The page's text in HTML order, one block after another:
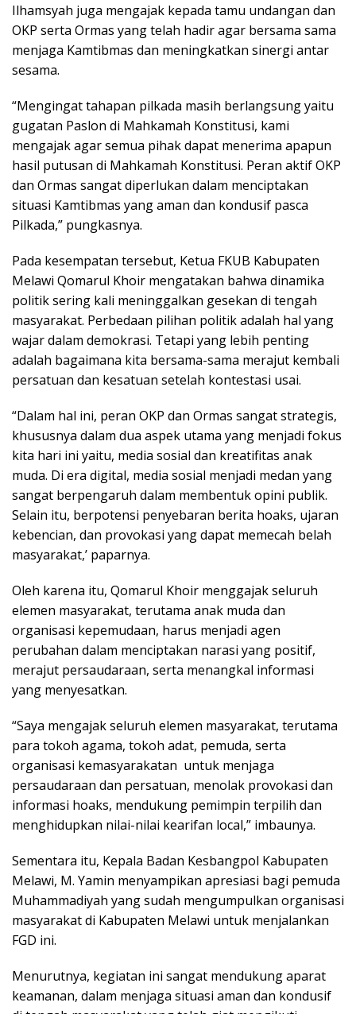
Ilhamsyah juga mengajak kepada tamu undangan dan
OKP serta Ormas yang telah hadir agar bersama sama
menjaga Kamtibmas dan meningkatkan sinergi antar
sesama.
“Mengingat tahapan pilkada masih berlangsung yaitu
gugatan Paslon di Mahkamah Konstitusi, kami
mengajak agar semua pihak dapat menerima apapun
hasil putusan di Mahkamah Konstitusi. Peran aktif OKP
dan Ormas sangat diperlukan dalam menciptakan
situasi Kamtibmas yang aman dan kondusif pasca
Pilkada,” pungkasnya.
Pada kesempatan tersebut, Ketua FKUB Kabupaten
Melawi Qomarul Khoir mengatakan bahwa dinamika
politik sering kali meninggalkan gesekan di tengah
masyarakat. Perbedaan pilihan politik adalah hal yang
wajar dalam demokrasi. Tetapi yang lebih penting
adalah bagaimana kita bersama-sama merajut kembali
persatuan dan kesatuan setelah kontestasi usai.
“Dalam hal ini, peran OKP dan Ormas sangat strategis,
khususnya dalam dua aspek utama yang menjadi fokus
kita hari ini yaitu, media sosial dan kreatifitas anak
muda. Di era digital, media sosial menjadi medan yang
sangat berpengaruh dalam membentuk opini publik.
Selain itu, berpotensi penyebaran berita hoaks, ujaran
kebencian, dan provokasi yang dapat memecah belah
masyarakat,’ paparnya.
Oleh karena itu, Qomarul Khoir menggajak seluruh
elemen masyarakat, terutama anak muda dan
organisasi kepemudaan, harus menjadi agen
perubahan dalam menciptakan narasi yang positif,
merajut persaudaraan, serta menangkal informasi
yang menyesatkan.
“Saya mengajak seluruh elemen masyarakat, terutama
para tokoh agama, tokoh adat, pemuda, serta
organisasi kemasyarakatan untuk menjaga
persaudaraan dan persatuan, menolak provokasi dan
informasi hoaks, mendukung pemimpin terpilih dan
menghidupkan nilai-nilai kearifan local,” imbaunya.
Sementara itu, Kepala Badan Kesbangpol Kabupaten
Melawi, M. Yamin menyampikan apresiasi bagi pemuda
Muhammadiyah yang sudah mengumpulkan organisasi
masyarakat di Kabupaten Melawi untuk menjalankan
FGD ini.
Menurutnya, kegiatan ini sangat mendukung aparat
keamanan, dalam menjaga situasi aman dan kondusif